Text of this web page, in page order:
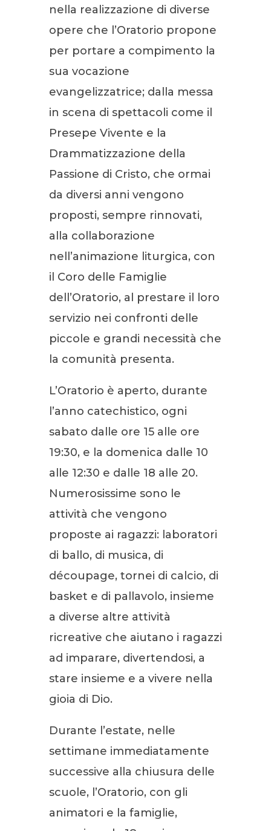
nella realizzazione di diverse
opere che l’Oratorio propone
per portare a compimento la
sua vocazione
evangelizzatrice; dalla messa
in scena di spettacoli come il
Presepe Vivente e la
Drammatizzazione della
Passione di Cristo, che ormai
da diversi anni vengono
proposti, sempre rinnovati,
alla collaborazione
nell’animazione liturgica, con
il Coro delle Famiglie
dell’Oratorio, al prestare il loro
servizio nei confronti delle
piccole e grandi necessità che
la comunità presenta.
L’Oratorio è aperto, durante
l’anno catechistico, ogni
sabato dalle ore 15 alle ore
19:30, e la domenica dalle 10
alle 12:30 e dalle 18 alle 20.
Numerosissime sono le
attività che vengono
proposte ai ragazzi: laboratori
di ballo, di musica, di
découpage, tornei di calcio, di
basket e di pallavolo, insieme
a diverse altre attività
ricreative che aiutano i ragazzi
ad imparare, divertendosi, a
stare insieme e a vivere nella
gioia di Dio.
Durante l’estate, nelle
settimane immediatamente
successive alla chiusura delle
scuole, l’Oratorio, con gli
animatori e la famiglie,